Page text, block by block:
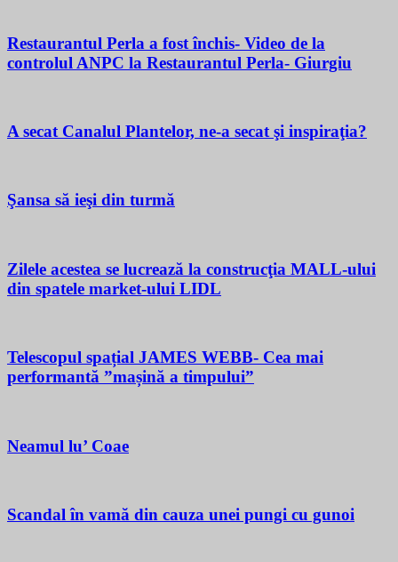
Restaurantul Perla a fost închis- Video de la
controlul ANPC la Restaurantul Perla- Giurgiu
A secat Canalul Plantelor, ne-a secat şi inspiraţia?
Şansa să ieşi din turmă
Zilele acestea se lucrează la construcţia MALL-ului
din spatele market-ului LIDL
Telescopul spațial JAMES WEBB- Cea mai
performantă ”mașină a timpului”
Neamul lu’ Coae
Scandal în vamă din cauza unei pungi cu gunoi